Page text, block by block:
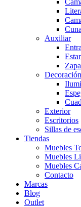
Auxiliar
Decoración
Exterior
Escritorios
Sillas de
Tiendas
Muebles
Muebles
Muebles
Contacto
Marcas
Blog
Outlet